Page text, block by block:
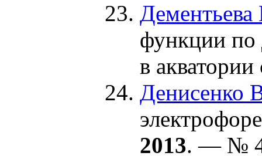
функции по
в
Денисенко
2013. — №